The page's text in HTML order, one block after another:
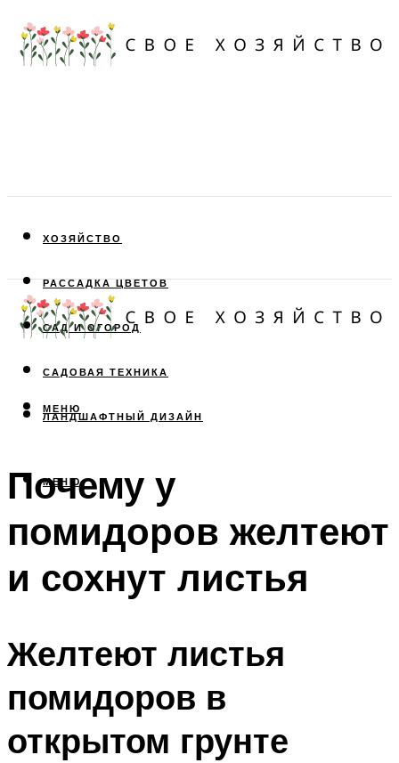
ХОЗЯЙСТВО
РАССАДКА ЦВЕТОВ
САД И ОГОРОД
САДОВАЯ ТЕХНИКА
ЛАНДШАФТНЫЙ ДИЗАЙН
МЕНЮ
МЕНЮ
Почему у
помидоров желтеют
и сохнут листья
Желтеют листья
помидоров в
открытом грунте